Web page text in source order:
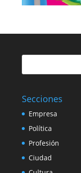
Secciones
Empresa
Política
Profesión
Ciudad